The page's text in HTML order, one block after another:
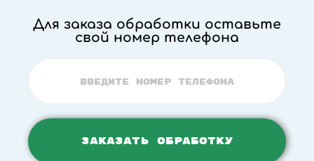
Для заказа обработки оставьте
свой номер телефона